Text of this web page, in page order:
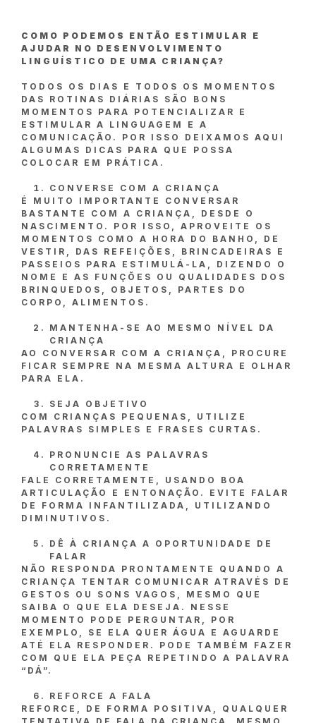
COMO PODEMOS ENTÃO ESTIMULAR E
AJUDAR NO DESENVOLVIMENTO
LINGUÍSTICO DE UMA CRIANÇA?
TODOS OS DIAS E TODOS OS MOMENTOS
DAS ROTINAS DIÁRIAS SÃO BONS
MOMENTOS PARA POTENCIALIZAR E
ESTIMULAR A LINGUAGEM E A
COMUNICAÇÃO. POR ISSO DEIXAMOS AQUI
ALGUMAS DICAS PARA QUE POSSA
COLOCAR EM PRÁTICA.
CONVERSE COM A CRIANÇA
É MUITO IMPORTANTE CONVERSAR
BASTANTE COM A CRIANÇA, DESDE O
NASCIMENTO. POR ISSO, APROVEITE OS
MOMENTOS COMO A HORA DO BANHO, DE
VESTIR, DAS REFEIÇÕES, BRINCADEIRAS E
PASSEIOS PARA ESTIMULÁ-LA, DIZENDO O
NOME E AS FUNÇÕES OU QUALIDADES DOS
BRINQUEDOS, OBJETOS, PARTES DO
CORPO, ALIMENTOS.
MANTENHA-SE AO MESMO NÍVEL DA
CRIANÇA
AO CONVERSAR COM A CRIANÇA, PROCURE
FICAR SEMPRE NA MESMA ALTURA E OLHAR
PARA ELA.
SEJA OBJETIVO
COM CRIANÇAS PEQUENAS, UTILIZE
PALAVRAS SIMPLES E FRASES CURTAS.
PRONUNCIE AS PALAVRAS
CORRETAMENTE
FALE CORRETAMENTE, USANDO BOA
ARTICULAÇÃO E ENTONAÇÃO. EVITE FALAR
DE FORMA INFANTILIZADA, UTILIZANDO
DIMINUTIVOS.
DÊ À CRIANÇA A OPORTUNIDADE DE
FALAR
NÃO RESPONDA PRONTAMENTE QUANDO A
CRIANÇA TENTAR COMUNICAR ATRAVÉS DE
GESTOS OU SONS VAGOS, MESMO QUE
SAIBA O QUE ELA DESEJA. NESSE
MOMENTO PODE PERGUNTAR, POR
EXEMPLO, SE ELA QUER ÁGUA E AGUARDE
ATÉ ELA RESPONDER. PODE TAMBÉM FAZER
COM QUE ELA PEÇA REPETINDO A PALAVRA
“DÁ”.
REFORCE A FALA
REFORCE, DE FORMA POSITIVA, QUALQUER